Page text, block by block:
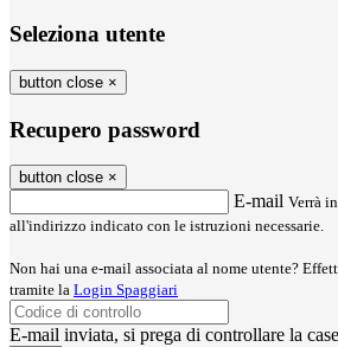
Seleziona utente
button close ×
Recupero password
button close ×
E-mail Verrà
all'indirizzo indicato con le istruzioni necessarie.
Non hai una e-mail associata al nome utente?
tramite la Login Spaggiari
E-mail inviata, si prega di controllare la